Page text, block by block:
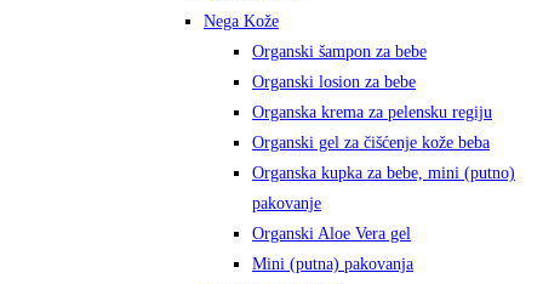
Nega Kože
Organski šampon za bebe
Organski losion za bebe
Organska krema za pelensku regiju
Organski gel za čišćenje kože beba
Organska kupka za bebe, mini (putno)
pakovanje
Organski Aloe Vera gel
Mini (putna) pakovanja